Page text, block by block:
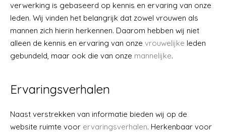
verwerking is gebaseerd op kennis en ervaring van onze
leden. Wij vinden het belangrijk dat zowel vrouwen als
mannen zich hierin herkennen. Daarom hebben wij niet
alleen de kennis en ervaring van onze vrouwelijke leden
gebundeld, maar ook die van onze mannelijke.
Ervaringsverhalen
Naast verstrekken van informatie bieden wij op de
website ruimte voor ervaringsverhalen. Herkenbaar voor